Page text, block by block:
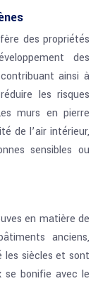
des propriétés
des
ainsi à
les risques
murs en pierre
de l’air intérieur,
sensibles ou
en matière de
anciens,
siècles et sont
se bonifie avec le